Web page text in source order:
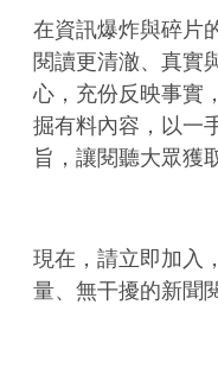
在資訊爆炸與碎片
閱讀更清澈、真實
心，充份反映事實
掘有料內容，以一
旨，讓閱聽大眾獲
現在，請立即加入
量、無干擾的新聞